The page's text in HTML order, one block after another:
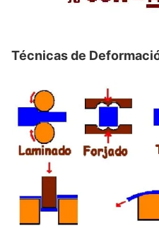
Técnicas de